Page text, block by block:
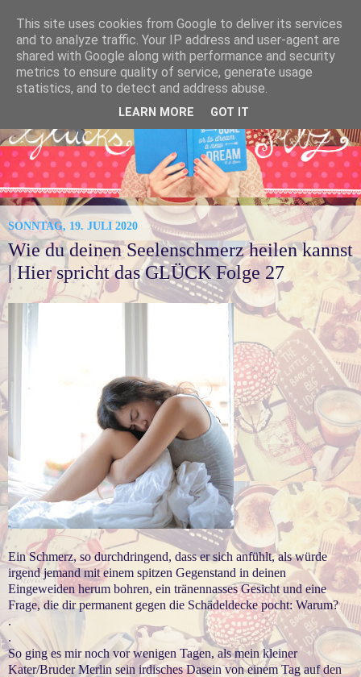
SONNTAG, 19. JULI 2020
Wie du deinen Seelenschmerz heilen kannst
| Hier spricht das GLÜCK Folge 27
Ein Schmerz, so durchdringend, dass er sich anfühlt, als würde
irgend jemand mit einem spitzen Gegenstand in deinen
Eingeweiden herum bohren, ein tränennasses Gesicht und eine
Frage, die dir permanent gegen die Schädeldecke pocht: Warum?
.
.
So ging es mir noch vor wenigen Tagen, als mein kleiner
Kater/Bruder Merlin sein irdisches Dasein von einem Tag auf den
This site uses cookies from Google to deliver its services
and to analyze traffic. Your IP address and user-agent are
shared with Google along with performance and security
metrics to ensure quality of service, generate usage
statistics, and to detect and address abuse.
LEARN MORE GOT IT